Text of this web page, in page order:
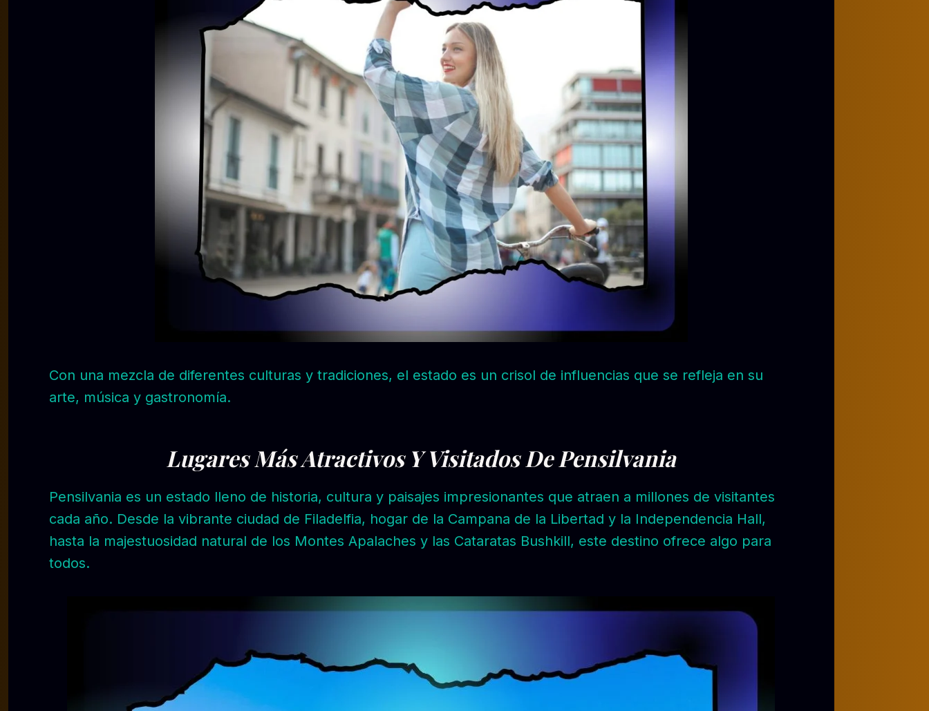
Con una mezcla de diferentes culturas y tradiciones, el estado es un crisol de influencias que se refleja en su
arte, música y gastronomía.
Lugares Más Atractivos Y Visitados De Pensilvania
Pensilvania es un estado lleno de historia, cultura y paisajes impresionantes que atraen a millones de visitantes
cada año. Desde la vibrante ciudad de Filadelfia, hogar de la Campana de la Libertad y la Independencia Hall,
hasta la majestuosidad natural de los Montes Apalaches y las Cataratas Bushkill, este destino ofrece algo para
todos.